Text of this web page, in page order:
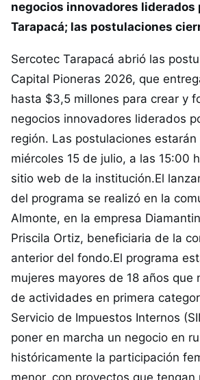
negocios innovadores liderados
Tarapacá; las postulaciones
Sercotec Tarapacá abrió las
Capital Pioneras 2026, que
hasta $3,5 millones para crear y
negocios innovadores liderados
región. Las postulaciones
miércoles 15 de julio, a las 15:00
sitio web de la institución.El
del programa se realizó en la
Almonte, en la empresa
Priscila Ortiz, beneficiaria de la
anterior del fondo.El programa
mujeres mayores de 18 años que
de actividades en primera
Servicio de Impuestos Internos
poner en marcha un negocio en
históricamente la participación
menor, con proyectos que tengan